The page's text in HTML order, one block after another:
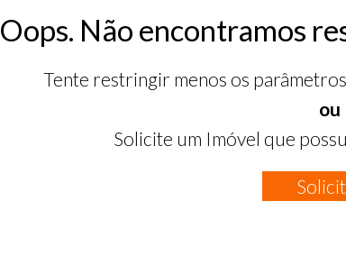
Oops. Não encontramos
Tente restringir menos os
ou
Solicite um Imóvel que